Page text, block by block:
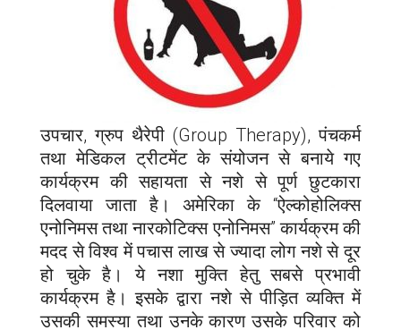
उपचार, ग्रुप थैरेपी (Group Therapy), पंचकर्म
तथा मेडिकल ट्रीटमेंट के संयोजन से बनाये गए
कार्यक्रम की सहायता से नशे से पूर्ण छुटकारा
दिलवाया जाता है। अमेरिका के “ऐल्कोहोलिक्स
एनोनिमस तथा नारकोटिक्स एनोनिमस” कार्यक्रम की
मदद से विश्व में पचास लाख से ज्यादा लोग नशे से दूर
हो चुके है। ये नशा मुक्ति हेतु सबसे प्रभावी
कार्यक्रम है। इसके द्वारा नशे से पीड़ित व्यक्ति में
उसकी समस्या तथा उनके कारण उसके परिवार को